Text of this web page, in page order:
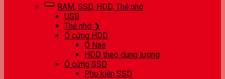
RAM, SSD, HDD, Thẻ nhớ
USB
Thẻ nhớ ❯
Ổ cứng HDD
Ổ Nas
HDD theo dung lượng
Ổ cứng SSD
Phụ kiện SSD